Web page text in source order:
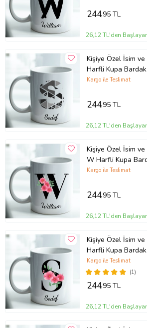
244,95 TL
26,12 TL'den
Kişiye Özel İsim ve
Harfli Kupa
Kargo ile Teslimat
244,95 TL
26,12 TL'den
Kişiye Özel İsim ve
W Harfli Kupa
Kargo ile Teslimat
244,95 TL
26,12 TL'den
Kişiye Özel İsim ve
Harfli Kupa
(1)
Kargo ile Teslimat
244,95 TL
26,12 TL'den